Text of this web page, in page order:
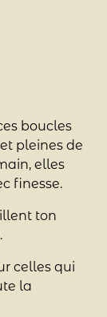
boucles
pleines de
elles
finesse.
ton
celles qui
la